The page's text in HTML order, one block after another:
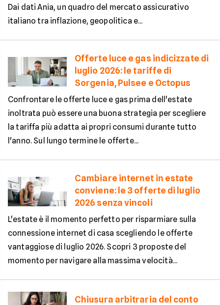
Dai dati Ania, un quadro del mercato assicurativo
italiano tra inflazione, geopolitica e...
Offerte luce e gas indicizzate di
luglio 2026: le tariffe di
Sorgenia, Pulsee e Octopus
Confrontare le offerte luce e gas prima dell'estate
inoltrata può essere una buona strategia per scegliere
la tariffa più adatta ai propri consumi durante tutto
l'anno. Sul lungo termine le offerte...
Cambiare internet in estate
conviene: le 3 offerte di luglio
2026 senza vincoli
L'estate è il momento perfetto per risparmiare sulla
connessione internet di casa scegliendo le offerte
vantaggiose di luglio 2026. Scopri 3 proposte del
momento per navigare alla massima velocità...
Chiusura arbitraria del conto